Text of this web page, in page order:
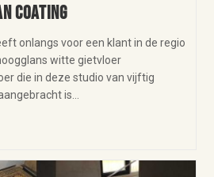
coating
onlangs voor een klant in de regio
witte gietvloer
die in deze studio van vijftig
is…